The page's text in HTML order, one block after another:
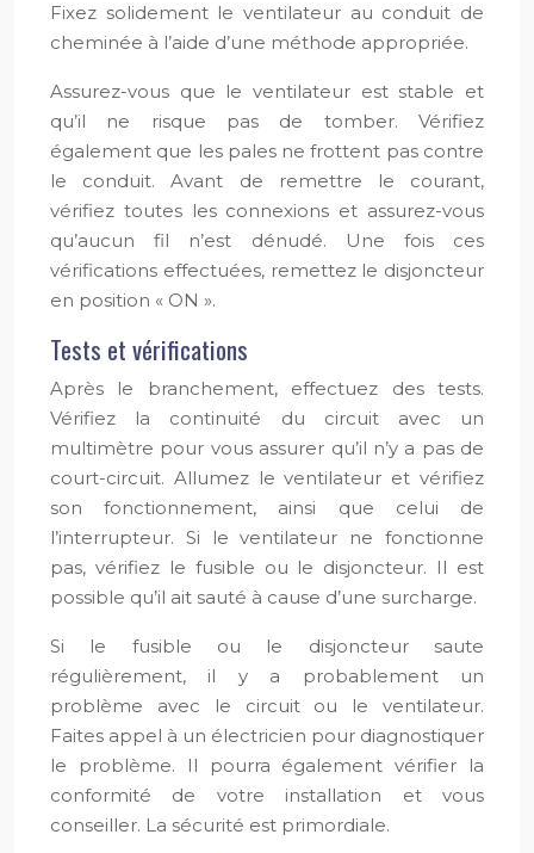
Fixez solidement le ventilateur au conduit de
cheminée à l’aide d’une méthode appropriée.
Assurez-vous que le ventilateur est stable et
qu’il ne risque pas de tomber. Vérifiez
également que les pales ne frottent pas contre
le conduit. Avant de remettre le courant,
vérifiez toutes les connexions et assurez-vous
qu’aucun fil n’est dénudé. Une fois ces
vérifications effectuées, remettez le disjoncteur
en position « ON ».
Tests et vérifications
Après le branchement, effectuez des tests.
Vérifiez la continuité du circuit avec un
multimètre pour vous assurer qu’il n’y a pas de
court-circuit. Allumez le ventilateur et vérifiez
son fonctionnement, ainsi que celui de
l’interrupteur. Si le ventilateur ne fonctionne
pas, vérifiez le fusible ou le disjoncteur. Il est
possible qu’il ait sauté à cause d’une surcharge.
Si le fusible ou le disjoncteur saute
régulièrement, il y a probablement un
problème avec le circuit ou le ventilateur.
Faites appel à un électricien pour diagnostiquer
le problème. Il pourra également vérifier la
conformité de votre installation et vous
conseiller. La sécurité est primordiale.